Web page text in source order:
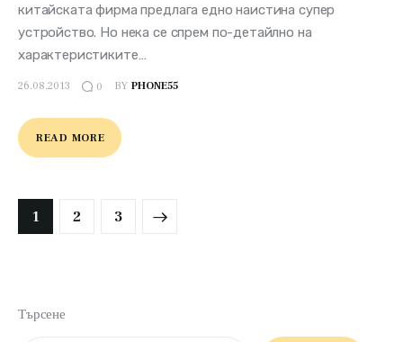
китайската фирма предлага едно наистина супер
устройство. Но нека се спрем по-детайлно на
характеристиките…
26.08.2013 0 BY PHONE55
READ MORE
Разделяне
на
страници
PAGE
1 PAGE
2 PAGE
3
>
Търсене